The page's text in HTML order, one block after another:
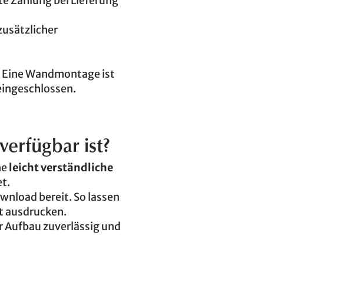
Wandmontage ist
ist?
leicht verständliche
bereit. So lassen
ausdrucken.
zuverlässig und